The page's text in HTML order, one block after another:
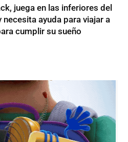
juega en las inferiores del
necesita ayuda para viajar a
cumplir su sueño